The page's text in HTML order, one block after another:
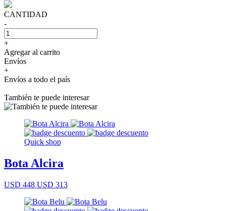
CANTIDAD
-
+
Agregar al carrito
Envíos
+
Envíos a todo el país
También te puede interesar
Quick shop
Bota Alcira
USD 448 USD 313